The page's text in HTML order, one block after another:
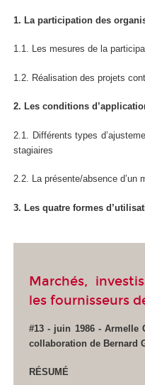
1. La participation des
1.1. Les mesures de la
1.2. Réalisation des projets
2. Les conditions
2.1. Différents types
stagiaires
2.2. La présente/absence d’un
3. Les quatre formes
Marchés,
les fournisseurs
#13 - juin 1986 - Armelle
collaboration de Bernard
RÉSUMÉ